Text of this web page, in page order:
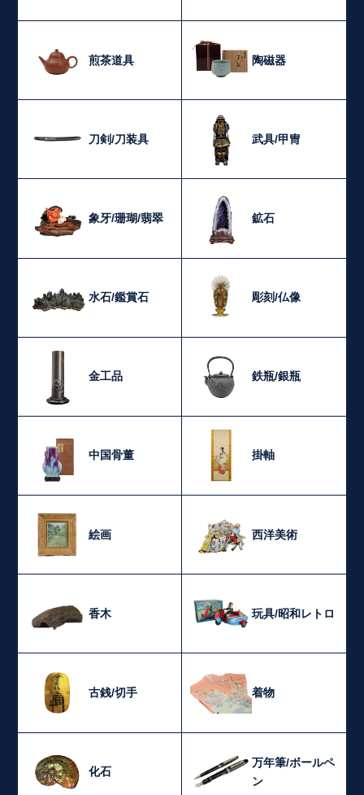
煎茶道具 陶磁器
刀剣/刀装具 武具/甲冑
象牙/珊瑚/翡翠 鉱石
水石/鑑賞石 彫刻/仏像
金工品 鉄瓶/銀瓶
中国骨董 掛軸
絵画 西洋美術
香木 玩具/昭和レトロ
古銭/切手 着物
化石
万年筆/ボールペ
ン